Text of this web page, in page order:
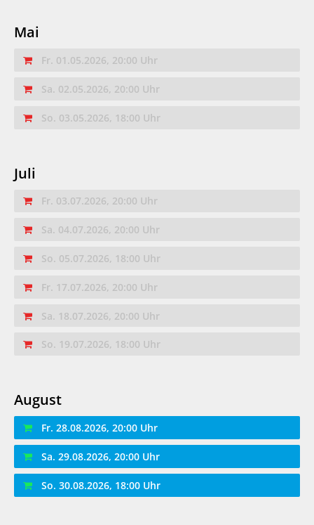
Mai
Fr. 01.05.2026, 20:00 Uhr
Sa. 02.05.2026, 20:00 Uhr
So. 03.05.2026, 18:00 Uhr
Juli
Fr. 03.07.2026, 20:00 Uhr
Sa. 04.07.2026, 20:00 Uhr
So. 05.07.2026, 18:00 Uhr
Fr. 17.07.2026, 20:00 Uhr
Sa. 18.07.2026, 20:00 Uhr
So. 19.07.2026, 18:00 Uhr
August
Fr. 28.08.2026, 20:00 Uhr
Sa. 29.08.2026, 20:00 Uhr
So. 30.08.2026, 18:00 Uhr